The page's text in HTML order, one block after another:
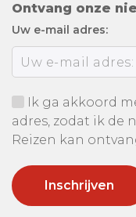
Ontvang onze
Uw e-mail adres:
Ik ga akkoord
adres, zodat ik de
Reizen kan